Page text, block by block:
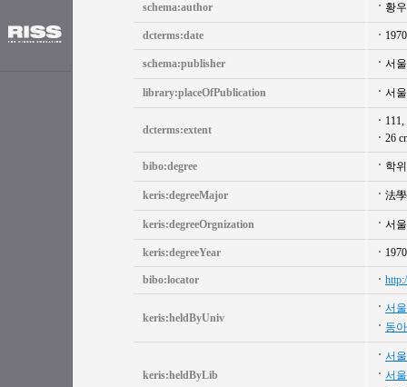
schema:author 황
dcterms:date 1970
schema:publisher 서
library:placeOfPublication 서울
dcterms:extent
111,
26
bibo:degree 학
keris:degreeMajor 法
keris:degreeOrgnization 서
keris:degreeYear 1970
bibo:locator
keris:heldByUniv
서
동
keris:heldByLib
서
서